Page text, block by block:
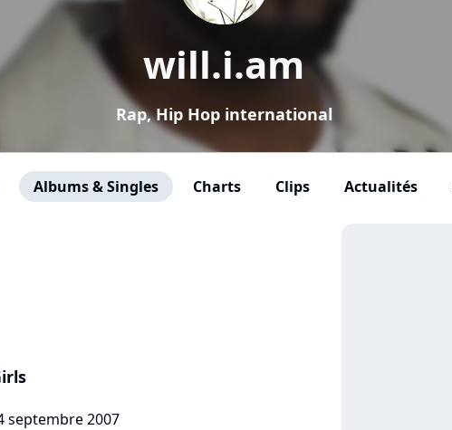
will.i.am
Rap, Hip Hop international
Albums & Singles Charts Clips Actualités
septembre 2007